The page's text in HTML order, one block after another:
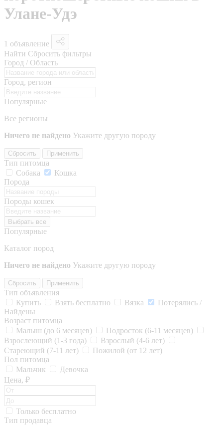
Улане-Удэ
1 объявление
Найти Сбросить фильтры
Город / Область
Город, регион
Популярные
Все регионы
Ничего не найдено Укажите другую породу
Сбросить Применить
Тип питомца
Собака
Кошка
Порода
Породы кошек
Выбрать все
Популярные
Каталог пород
Ничего не найдено Укажите другую породу
Сбросить Применить
Тип объявления
Купить
Взять бесплатно Вязка
Потерялись /
Найдены
Возраст питомца
Малыш (до 6 месяцев)
Подросток (6-11 месяцев)
Взрослеющий (1-3 года)
Взрослый (4-6 лет)
Стареющий (7-11 лет)
Пожилой (от 12 лет)
Пол питомца
Мальчик
Девочка
Цена, ₽
Только бесплатно
Тип продавца